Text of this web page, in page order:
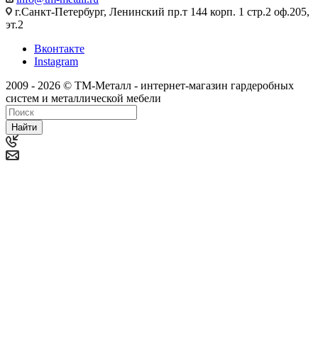
г.Санкт-Петербург, Ленинский пр.т 144 корп. 1 стр.2 оф.205,
эт.2
Вконтакте
Instagram
2009 - 2026 © ТМ-Металл - интернет-магазин гардеробных
систем и металлической мебели
Найти